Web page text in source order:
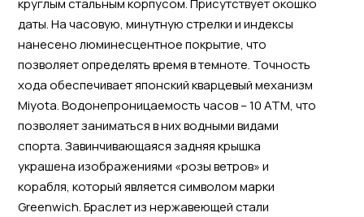
круглым стальным корпусом. Присутствует окошко
даты. На часовую, минутную стрелки и индексы
нанесено люминесцентное покрытие, что
позволяет определять время в темноте. Точность
хода обеспечивает японский кварцевый механизм
Miyota. Водонепроницаемость часов – 10 АТМ, что
позволяет заниматься в них водными видами
спорта. Завинчивающаяся задняя крышка
украшена изображениями «розы ветров» и
корабля, который является символом марки
Greenwich. Браслет из нержавеющей стали